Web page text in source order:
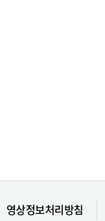
영상정보처리방침